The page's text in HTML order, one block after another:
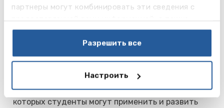
партнеры могут комбинировать эти сведения с
данными, которые они получили при использовании
Разрешить все
Настроить
воспитанников. Колледж регулярно организует
Торонто, так и за его пределами, а также
посещения боулинга, кино, музеев. Недалеко от
колледжа находятся концертный зал Рой
художественная галерея Онтарио. В колледже
действуют различные кружки по интересам, в
которых студенты могут применить и развить